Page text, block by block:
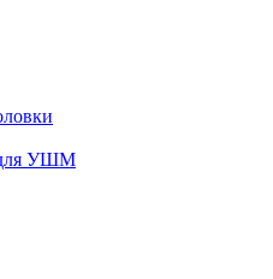
для УШМ